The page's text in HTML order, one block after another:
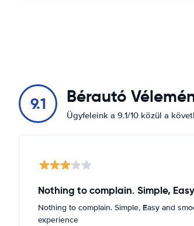
9.1 Bérautó
Ügyfeleink a 9.1/10 közül a
Nothing to complain. Simple, Easy
Nothing to complain. Simple, Easy and
experience